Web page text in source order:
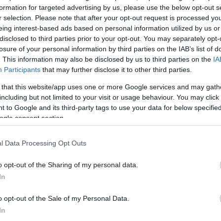
for targeted advertising by us, please use the below opt-out
selection. Please note that after your opt-out request is processed
interest-based ads based on personal information utilized by us
to third parties prior to your opt-out. You may separately
of your personal information by third parties on the IAB’s list of
This information may also be disclosed by us to third parties on the
Participants that may further disclose it to other third parties.
that this website/app uses one or more Google services and may
but not limited to your visit or usage behaviour. You may
to Google and its third-party tags to use your data for below
consent section.
Data Processing Opt Outs
opt-out of the Sharing of my personal data.
opt-out of the Sale of my Personal Data.
Jelszó Emlékezzen rám
Regisztráció
szaknévsora
KERTÉSZ ÉS KERTÉSZET REGISZTRÁCIÓ NÖVÉNYKATALÓGUS